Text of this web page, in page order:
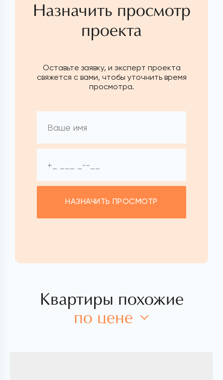
Назначить просмотр
проекта
Оставьте заявку, и эксперт проекта
свяжется с вами, чтобы уточнить время
просмотра.
НАЗНАЧИТЬ ПРОСМОТР
Квартиры похожие
по цене